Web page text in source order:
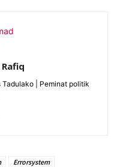
| Peminat politik
Errorsystem